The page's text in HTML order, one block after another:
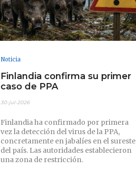
Noticia
Finlandia confirma su primer
caso de PPA
30-jul-2026
Finlandia ha confirmado por primera
vez la detección del virus de la PPA,
concretamente en jabalíes en el sureste
del país. Las autoridades establecieron
una zona de restricción.